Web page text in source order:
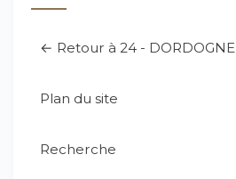
← Retour à 24 - DORDOGNE
Plan du site
Recherche